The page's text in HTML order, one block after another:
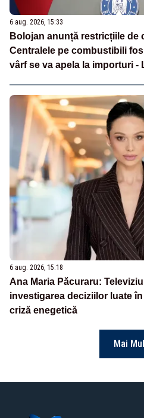
6 aug. 2026, 15:33
Bolojan anunță restricțiile de
Centralele pe combustibili
vârf se va apela la importuri -
6 aug. 2026, 15:18
Ana Maria Păcuraru:
investigarea deciziilor luate
criză enegetică
Mai